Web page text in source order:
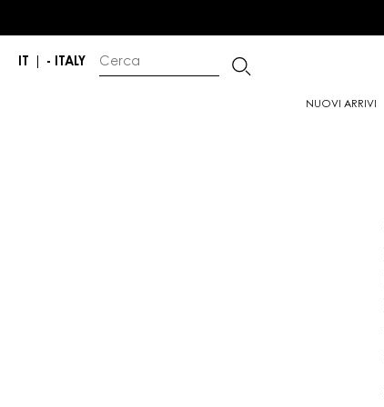
IT - ITALY
NUOVI ARRIVI